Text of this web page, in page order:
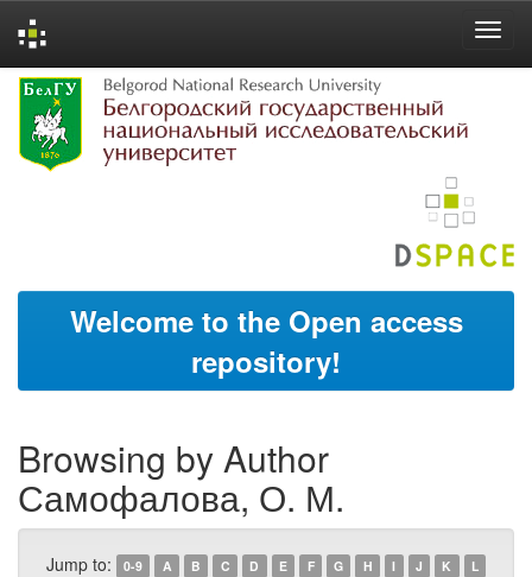
Skip
navigation
Welcome to the Open access
repository!
Browsing by Author
Самофалова, О. М.
Jump to: 0-9 A B C D E F G H I J K
L